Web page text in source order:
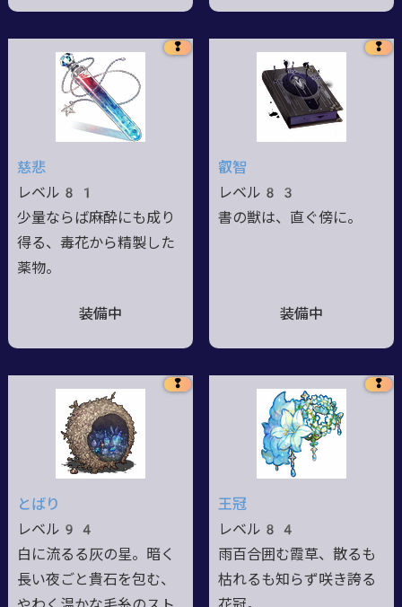
❢
慈悲
レベル81
少量ならば麻酔にも成り
得る、毒花から精製した
薬物。
装備中
❢
叡智
レベル83
書の獣は、直ぐ傍に。
装備中
❢
とばり
レベル94
白に流るる灰の星。暗く
長い夜ごと貴石を包む、
❢
王冠
レベル84
雨百合囲む霞草、散るも
枯れるも知らず咲き誇る